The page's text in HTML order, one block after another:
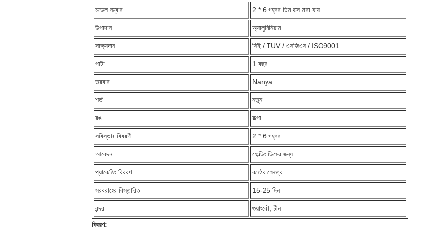
মডেল নম্বার 2 * 6 গহ্বর ডিম বক্স মারা যায়
উপাদান অ্যালুমিনিয়াম
সাক্ষ্যদান সিই / TUV / এসজিএস / ISO9001
পাটা 1 বছর
তরবার Nanya
শর্ত নতুন
রঙ রূপা
সবিস্তার বিবরণী 2 * 6 গহ্বর
আবেদন হোল্ডিং ডিমের জন্য
প্যাকেজিং বিবরণ কাঠের ক্ষেত্রে
সরবরাহের বিস্তারিত 15-25 দিন
বন্দর গুয়াংঝৌ, চীন
বিবরণ: